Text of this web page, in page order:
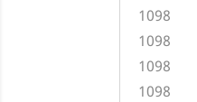
1098
1098
1098
1098